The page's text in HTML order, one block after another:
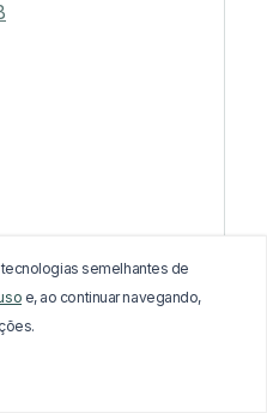
PB
semelhantes de
e, ao continuar navegando,